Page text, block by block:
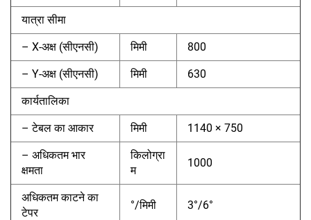
यात्रा सीमा
– X-अक्ष (सीएनसी) मिमी 800
– Y-अक्ष (सीएनसी) मिमी 630
कार्यतालिका
– टेबल का आकार मिमी 1140 × 750
– अधिकतम भार
क्षमता
किलोग्रा
म
1000
अधिकतम काटने का
टेपर
°/मिमी 3°/6°